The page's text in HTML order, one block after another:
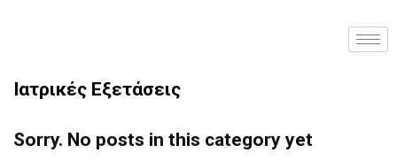
Ιατρικές Εξετάσεις
Sorry. No posts in this category yet